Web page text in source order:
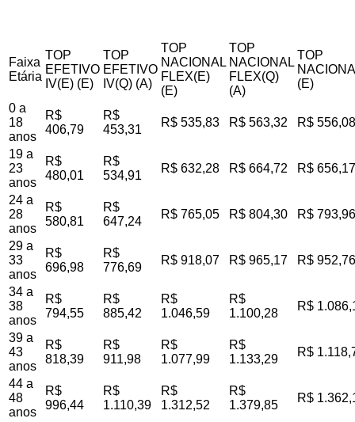
Faixa
Etária
TOP
EFETIVO
IV(E) (E)
TOP
EFETIVO
IV(Q) (A)
TOP
NACIONAL
FLEX(E)
(E)
TOP
NACIONAL
FLEX(Q)
(A)
TOP
(E)
0 a
18
anos
R$
406,79
R$
453,31
R$ 535,83 R$ 563,32 R$ 556,08
19 a
23
anos
R$
480,01
R$
534,91
R$ 632,28 R$ 664,72 R$ 656,17
24 a
28
anos
R$
580,81
R$
647,24
R$ 765,05 R$ 804,30 R$ 793,96
29 a
33
anos
R$
696,98
R$
776,69
R$ 918,07 R$ 965,17 R$ 952,76
34 a
38
anos
R$
794,55
R$
885,42
R$
1.046,59
R$
1.100,28
R$
39 a
43
anos
R$
818,39
R$
911,98
R$
1.077,99
R$
1.133,29
R$
44 a
48
anos
R$
996,44
R$
1.110,39
R$
1.312,52
R$
1.379,85
R$